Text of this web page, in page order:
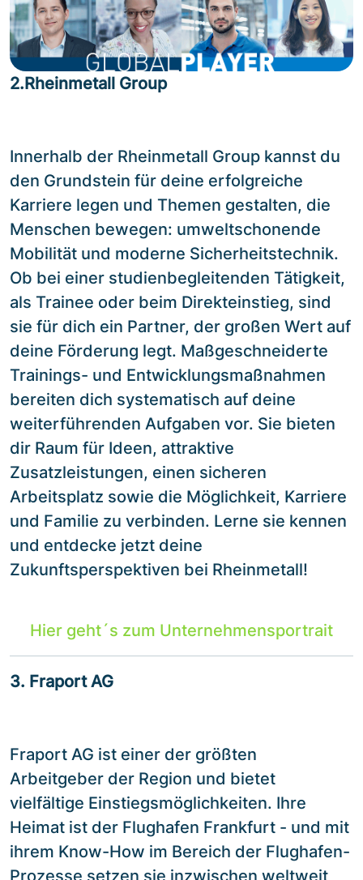
2.Rheinmetall Group
Innerhalb der Rheinmetall Group kannst du
den Grundstein für deine erfolgreiche
Karriere legen und Themen gestalten, die
Menschen bewegen: umweltschonende
Mobilität und moderne Sicherheitstechnik.
Ob bei einer studienbegleitenden Tätigkeit,
als Trainee oder beim Direkteinstieg, sind
sie für dich ein Partner, der großen Wert auf
deine Förderung legt. Maßgeschneiderte
Trainings- und Entwicklungsmaßnahmen
bereiten dich systematisch auf deine
weiterführenden Aufgaben vor. Sie bieten
dir Raum für Ideen, attraktive
Zusatzleistungen, einen sicheren
Arbeitsplatz sowie die Möglichkeit, Karriere
und Familie zu verbinden. Lerne sie kennen
und entdecke jetzt deine
Zukunftsperspektiven bei Rheinmetall!
Hier geht´s zum Unternehmensportrait
3. Fraport AG
Fraport AG ist einer der größten
Arbeitgeber der Region und bietet
vielfältige Einstiegsmöglichkeiten. Ihre
Heimat ist der Flughafen Frankfurt - und mit
ihrem Know-How im Bereich der Flughafen-